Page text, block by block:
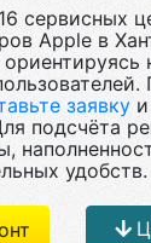
сервисных
Apple в
заявку
подсчёта
удобств.